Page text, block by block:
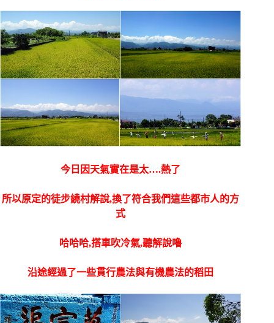
今日因天氣實在是太….熱了
所以原定的徒步繞村解說,換了符合我們這些都市人的方
式
哈哈哈,搭車吹冷氣,聽解說嚕
沿途經過了一些貫行農法與有機農法的稻田